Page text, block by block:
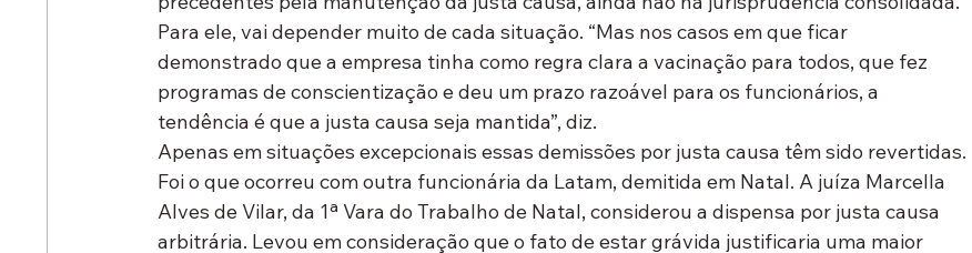
Para ele, vai depender muito de cada situação. “Mas nos casos em que ficar
demonstrado que a empresa tinha como regra clara a vacinação para todos, que fez
programas de conscientização e deu um prazo razoável para os funcionários, a
tendência é que a justa causa seja mantida”, diz.
Apenas em situações excepcionais essas demissões por justa causa têm sido revertidas.
Foi o que ocorreu com outra funcionária da Latam, demitida em Natal. A juíza Marcella
Alves de Vilar, da 1ª Vara do Trabalho de Natal, considerou a dispensa por justa causa
arbitrária. Levou em consideração que o fato de estar grávida justificaria uma maior